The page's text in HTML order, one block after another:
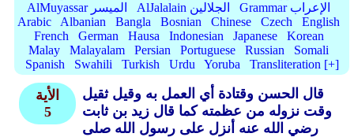
AlMuyassar الميسر
AlJalalain الجلالين
Grammar الإعراب
Arabic
Albanian Bangla Bosnian Chinese Czech
English
French
German Hausa Indonesian Japanese
Korean
Malay
Malayalam Persian Portuguese Russian
Somali
Spanish
Swahili Turkish Urdu Yoruba Transliteration [+]
الأية
5
قال الحسن وقتادة أي العمل به وقيل ثقيل
وقت نزوله من عظمته كما قال زيد بن ثابت
رضي الله عنه أنزل على رسول الله صلى